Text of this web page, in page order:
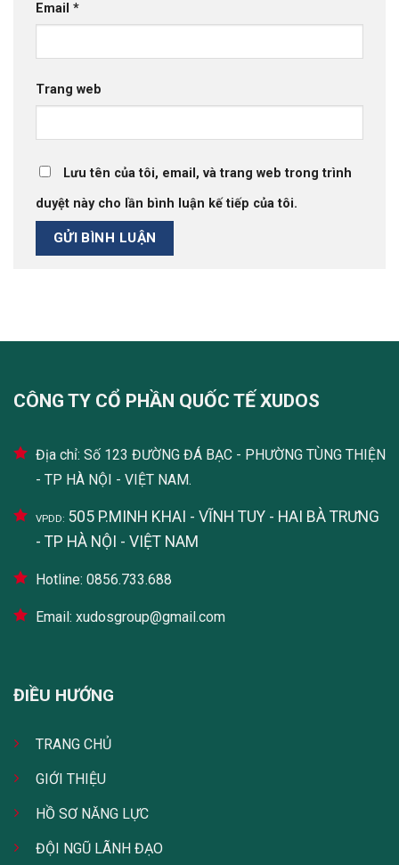
Email *
Trang web
Lưu tên của tôi, email, và trang web trong trình
duyệt này cho lần bình luận kế tiếp của tôi.
CÔNG TY CỔ PHẦN QUỐC TẾ XUDOS
Địa chỉ: Số 123 ĐƯỜNG ĐÁ BẠC - PHƯỜNG TÙNG THIỆN
- TP HÀ NỘI - VIỆT NAM.
VPDD: 505 P.MINH KHAI - VĨNH TUY - HAI BÀ TRƯNG
- TP HÀ NỘI - VIỆT NAM
Hotline: 0856.733.688
Email: xudosgroup@gmail.com
ĐIỀU HƯỚNG
TRANG CHỦ
GIỚI THIỆU
HỒ SƠ NĂNG LỰC
ĐỘI NGŨ LÃNH ĐẠO